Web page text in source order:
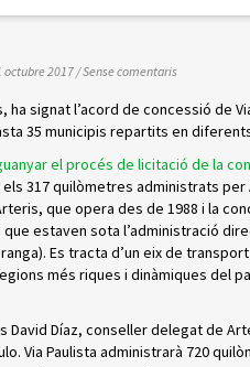
octubre 2017/Sense comentaris
ha signat l’acord de concessió de
35 municipis repartits en
el procés de licitació de la
317 quilòmetres administrats
que opera des de 1988 i la
estaven sota l’administració
Es tracta d’un eix de
més riques i dinàmiques del
David Díaz, conseller delegat de
Via Paulista administrarà 720